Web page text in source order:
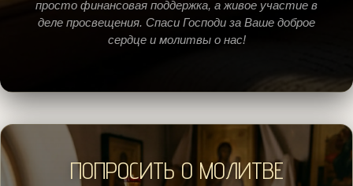
просто финансовая поддержка, а живое участие в
деле просвещения. Спаси Господи за Ваше доброе
сердце и молитвы о нас!
ПОПРОСИТЬ О МОЛИТВЕ